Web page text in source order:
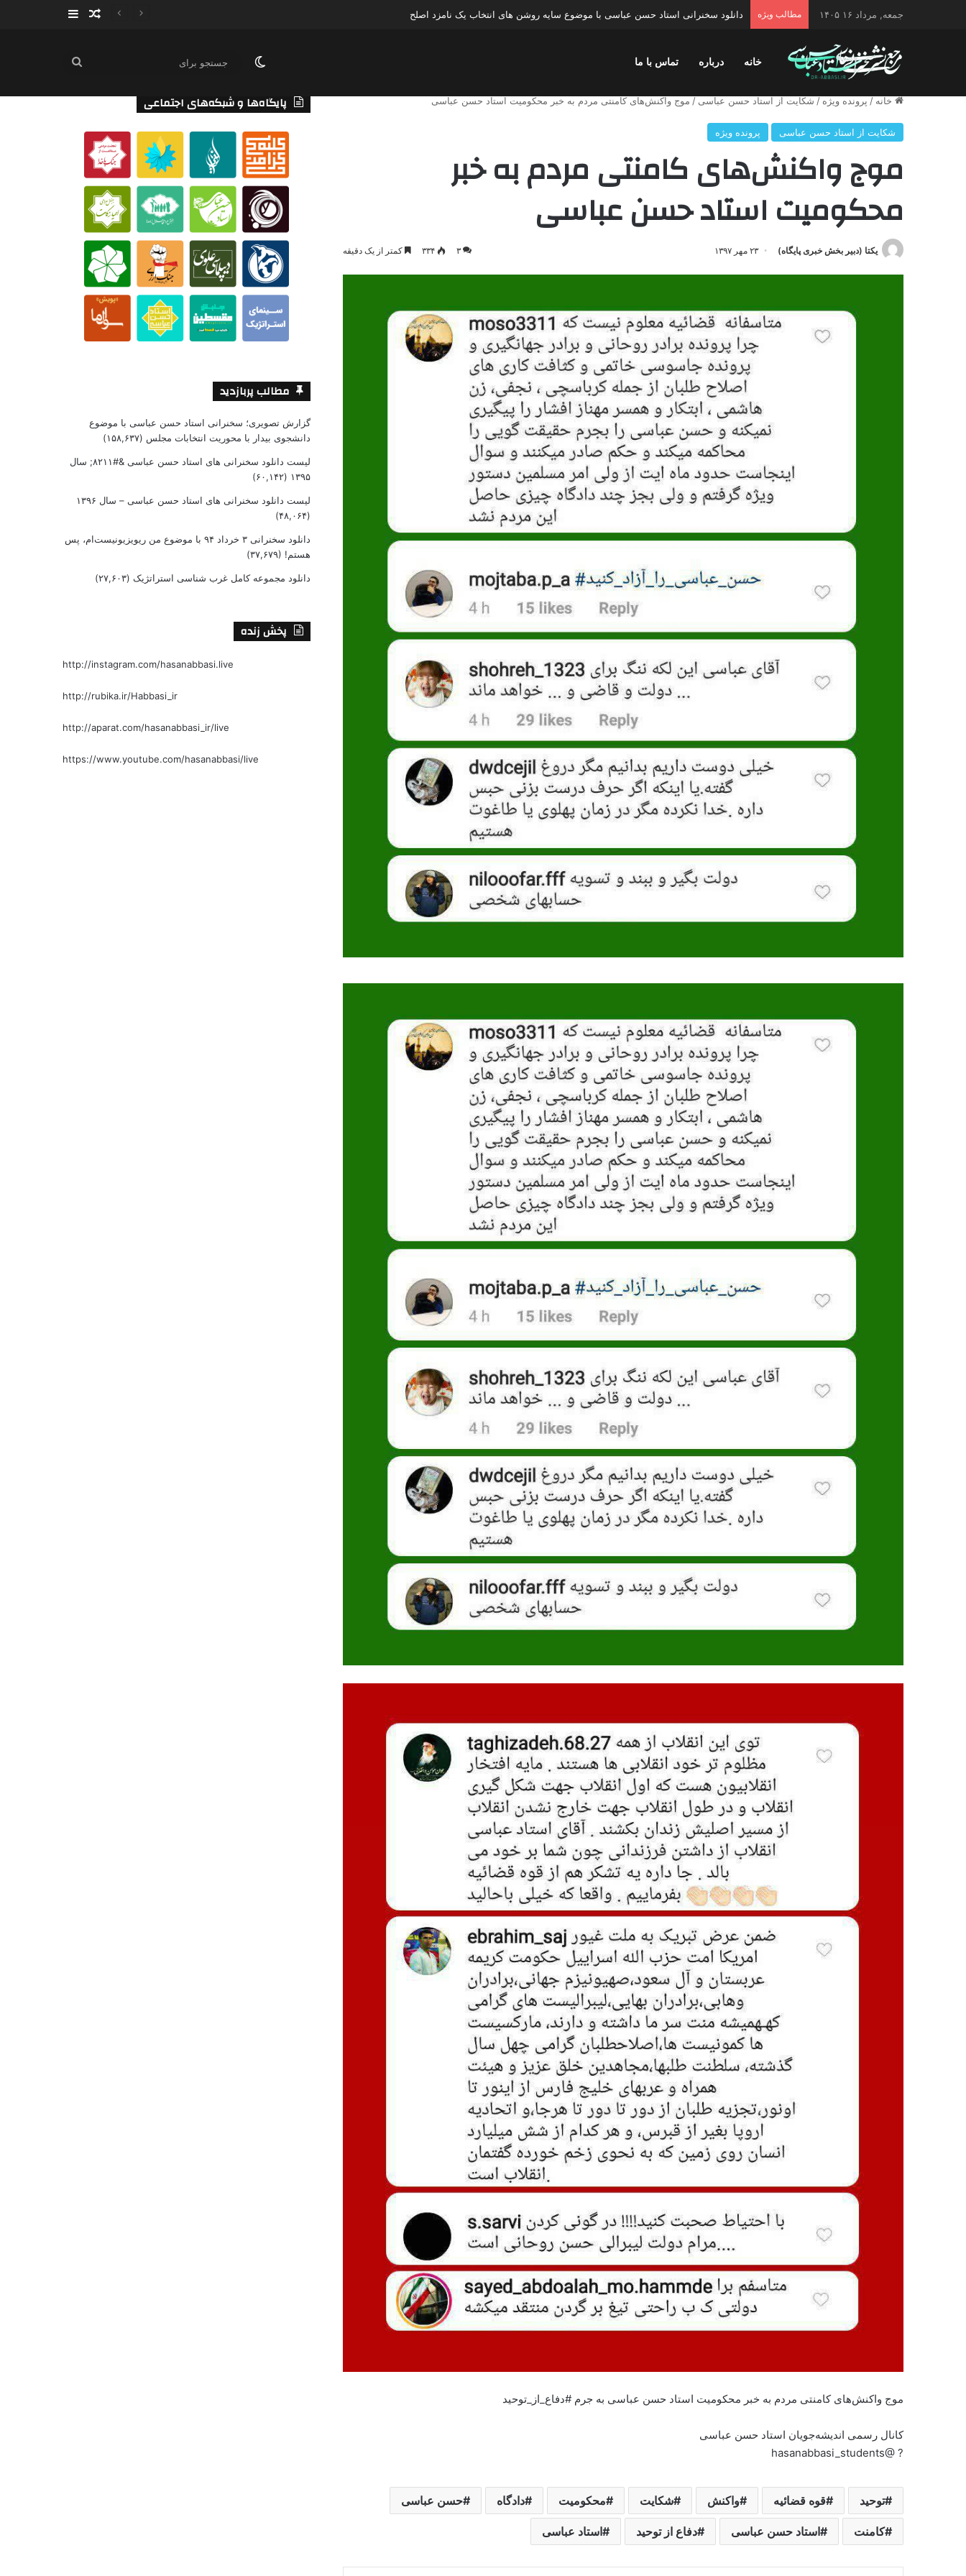
جمعه, مرداد ۱۶ ۱۴۰۵ مطالب ویژه دانلود سخنرانی استاد حسن عباسی با موضوع چهار انتخاب ۱۴۰۰ نوشته تصادفی
سایدبار
خانه درباره تماس با ما تغییر پوسته
جستجو
خانه / پرونده ویژه / شکایت از استاد حسن عباسی / موج واکنش‌های کامنتی مردم به خبر محکومیت استاد حسن عباسی
شکایت از استاد حسن عباسی پرونده ویژه
موج واکنش‌های کامنتی مردم به خبر
محکومیت استاد حسن عباسی
یکتا (دبیر بخش خبری پایگاه) ۲۳ مهر ۱۳۹۷ ۳ ۳۳۴ کمتر از یک دقیقه
موج واکنش‌های کامنتی مردم به خبر محکومیت استاد حسن عباسی به جرم #دفاع_از_توحید
کانال رسمی اندیشه‌جویان استاد حسن عباسی
? @hasanabbasi_students
توحید قوه قضائیه واکنش شکایت محکومیت دادگاه حسن عباسی
کامنت استاد حسن عباسی دفاع از توحید استاد عباسی
پایگاه‌ها و شبکه‌های اجتماعی
مطالب پربازدید
گزارش تصویری؛ سخنرانی استاد حسن عباسی با موضوع
دانشجوی بیدار با محوریت انتخابات مجلس (۱۵۸,۶۳۷)
لیست دانلود سخنرانی های استاد حسن عباسی &#۸۲۱۱; سال
۱۳۹۵ (۶۰,۱۴۲)
لیست دانلود سخنرانی های استاد حسن عباسی – سال ۱۳۹۶
(۴۸,۰۶۴)
دانلود سخنرانی ۳ خرداد ۹۴ با موضوع من ریویزیونیست‌ام، پس
هستم! (۳۷,۶۷۹)
دانلود مجموعه کامل غرب شناسی استراتژیک (۲۷,۶۰۳)
پخش زنده
http://instagram.com/hasanabbasi.live
http://rubika.ir/Habbasi_ir
http://aparat.com/hasanabbasi_ir/live
https://www.youtube.com/hasanabbasi/live